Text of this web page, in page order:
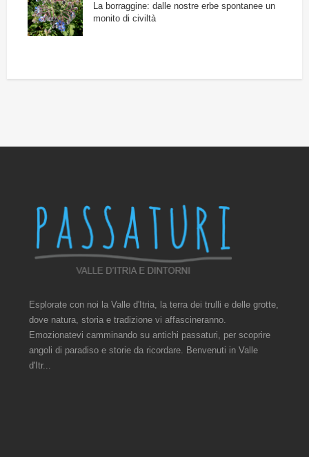
La borraggine: dalle nostre erbe spontanee un
monito di civiltà
Esplorate con noi la Valle d'Itria, la terra dei trulli e delle grotte,
dove natura, storia e tradizione vi affascineranno.
Emozionatevi camminando su antichi passaturi, per scoprire
angoli di paradiso e storie da ricordare. Benvenuti in Valle
d'Itr...